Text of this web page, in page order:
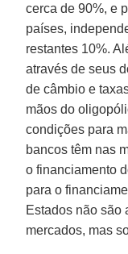
cerca de 90%, e
países,
restantes 10%.
através de seus
de câmbio e
mãos do
condições para
bancos têm nas
o financiamento
para o
Estados não são
mercados, mas